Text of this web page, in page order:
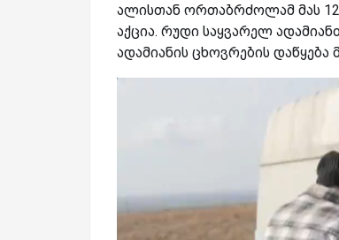
ალისთან ორთაბრძოლამ მას
აქცია. რუდი საყვარელ
ადამიანის ცხოვრების დაწყება